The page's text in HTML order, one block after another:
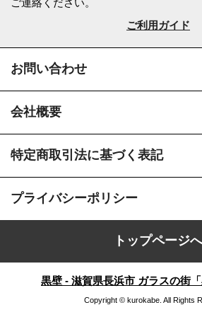
ご利用ガイド
お問い合わせ
会社概要
特定商取引法に基づく表記
プライバシーポリシー
トップページへ
黒壁 - 滋賀県長浜市 ガラスの街「
Copyright © kurokabe. All Rights